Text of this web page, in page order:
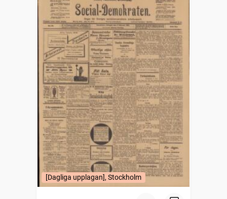
[Dagliga upplagan], Stockholm